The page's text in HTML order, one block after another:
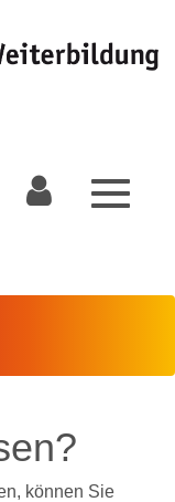
Toggle
können Sie